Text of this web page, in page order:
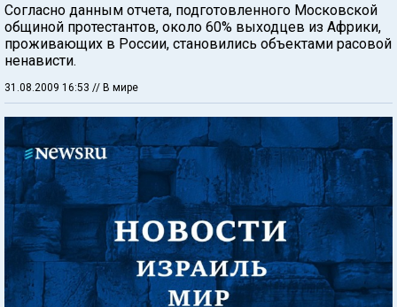
Согласно данным отчета, подготовленного Московской
общиной протестантов, около 60% выходцев из Африки,
проживающих в России, становились объектами расовой
ненависти.
31.08.2009 16:53 // В мире